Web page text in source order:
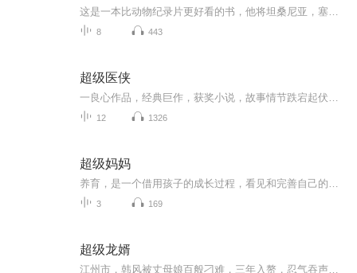
8 443
超级医侠
12 1326
超级妈妈
3 169
超级龙婿